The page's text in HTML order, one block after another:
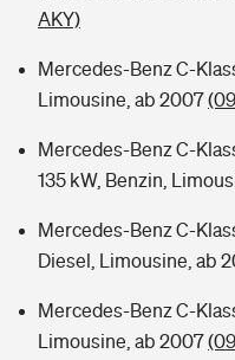
AKY)
Mercedes-Benz C-
Limousine, ab 2007
Mercedes-Benz C-
135 kW, Benzin,
Mercedes-Benz C-
Diesel, Limousine, ab
Mercedes-Benz C-
Limousine, ab 2007